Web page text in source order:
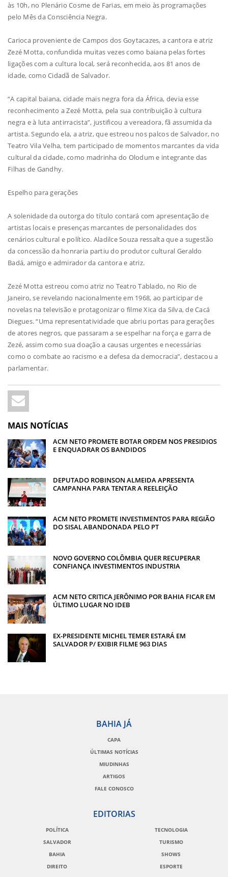
às 10h, no Plenário Cosme de Farias, em meio às programações
pelo Mês da Consciência Negra.
Carioca proveniente de Campos dos Goytacazes, a cantora e atriz
Zezé Motta, confundida muitas vezes como baiana pelas fortes
ligações com a cultura local, será reconhecida, aos 81 anos de
idade, como Cidadã de Salvador.
“A capital baiana, cidade mais negra fora da África, devia esse
reconhecimento a Zezé Motta, pela sua contribuição à cultura
negra e à luta antirracista”, justificou a vereadora, fã assumida da
artista. Segundo ela, a atriz, que estreou nos palcos de Salvador, no
Teatro Vila Velha, tem participado de momentos marcantes da vida
cultural da cidade, como madrinha do Olodum e integrante das
Filhas de Gandhy.
Espelho para gerações
A solenidade da outorga do título contará com apresentação de
artistas locais e presenças marcantes de personalidades dos
cenários cultural e político. Aladilce Souza ressalta que a sugestão
da concessão da honraria partiu do produtor cultural Geraldo
Badá, amigo e admirador da cantora e atriz.
Zezé Motta estreou como atriz no Teatro Tablado, no Rio de
Janeiro, se revelando nacionalmente em 1968, ao participar de
novelas na televisão e protagonizar o filme Xica da Silva, de Cacá
Diegues. “Uma representatividade que abriu portas para gerações
de atores negros, que passaram a se espelhar na força e garra de
Zezé, assim como sua doação a causas urgentes e necessárias
como o combate ao racismo e a defesa da democracia”, destacou a
parlamentar.
MAIS NOTÍCIAS
ACM NETO PROMETE BOTAR ORDEM NOS PRESIDIOS
E ENQUADRAR OS BANDIDOS
DEPUTADO ROBINSON ALMEIDA APRESENTA
CAMPANHA PARA TENTAR A REELEIÇÃO
ACM NETO PROMETE INVESTIMENTOS PARA REGIÃO
DO SISAL ABANDONADA PELO PT
NOVO GOVERNO COLÔMBIA QUER RECUPERAR
CONFIANÇA INVESTIMENTOS INDUSTRIA
ACM NETO CRITICA JERÔNIMO POR BAHIA FICAR EM
ÚLTIMO LUGAR NO IDEB
EX-PRESIDENTE MICHEL TEMER ESTARÁ EM
SALVADOR P/ EXIBIR FILME 963 DIAS
BAHIA JÁ
CAPA
ÚLTIMAS NOTÍCIAS
MIUDINHAS
ARTIGOS
FALE CONOSCO
EDITORIAS
POLÍTICA
SALVADOR
BAHIA
DIREITO
TECNOLOGIA
TURISMO
SHOWS
ESPORTE